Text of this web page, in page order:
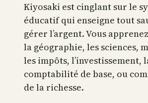
Kiyosaki est cinglant sur le
éducatif qui enseigne tout
gérer l’argent. Vous
la géographie, les sciences,
les impôts, l’investissement,
comptabilité de base, ou
de la richesse.